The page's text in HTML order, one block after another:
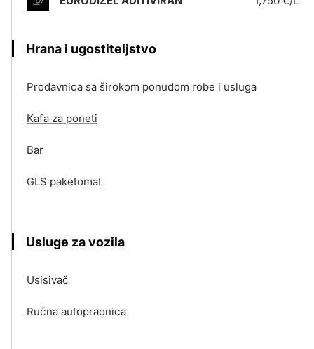
Hrana i ugostiteljstvo
Prodavnica sa širokom ponudom robe i usluga
Kafa za poneti
Bar
GLS paketomat
Usluge za vozila
Usisivač
Ručna autopraonica